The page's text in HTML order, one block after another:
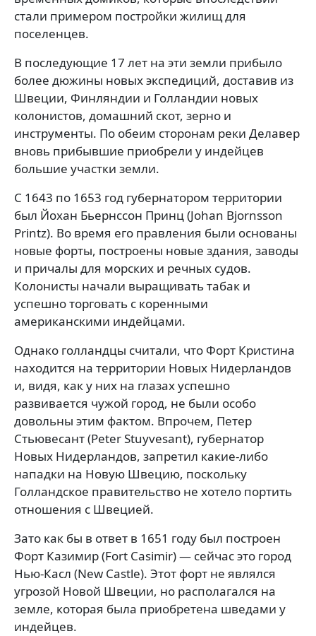
стали примером постройки жилищ для
поселенцев.
В последующие 17 лет на эти земли прибыло
более дюжины новых экспедиций, доставив из
Швеции, Финляндии и Голландии новых
колонистов, домашний скот, зерно и
инструменты. По обеим сторонам реки Делавер
вновь прибывшие приобрели у индейцев
большие участки земли.
С 1643 по 1653 год губернатором территории
был Йохан Бьернссон Принц(Johan Bjornsson
Printz). Во время его правления были основаны
новые форты, построены новые здания, заводы
и причалы для морских и речных судов.
Колонисты начали выращивать табак и
успешно торговать с коренными
американскими индейцами.
Однако голландцы считали, что Форт Кристина
находится на территории Новых Нидерландов
и, видя, как у них на глазах успешно
развивается чужой город, не были особо
довольны этим фактом. Впрочем, Петер
Стьювесант (Peter Stuyvesant), губернатор
Новых Нидерландов, запретил какие-либо
нападки на Новую Швецию, поскольку
Голландское правительство не хотело портить
отношения с Швецией.
Зато как бы в ответ в 1651 году был построен
Форт Казимир (Fort Casimir) — сейчас это город
Нью-Касл (New Castle). Этот форт не являлся
угрозой Новой Швеции, но располагался на
земле, которая была приобретена шведами у
индейцев.